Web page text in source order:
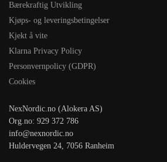
Bærekraftig Utvikling
Kjøps- og leveringsbetingelser
Kjekt å vite
Klarna Privacy Policy
Personvernpolicy (GDPR)
Cookies
NexNordic.no (Alokera AS)
Org.no: 929 372 786
info@nexnordic.no
Huldervegen 24, 7056 Ranheim